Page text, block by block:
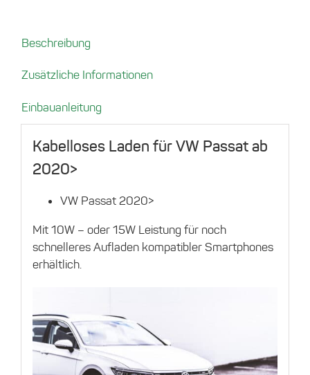
Beschreibung
Zusätzliche Informationen
Einbauanleitung
Kabelloses Laden für VW Passat ab
2020>
VW Passat 2020>
Mit 10W – oder 15W Leistung für noch
schnelleres Aufladen kompatibler Smartphones
erhältlich.